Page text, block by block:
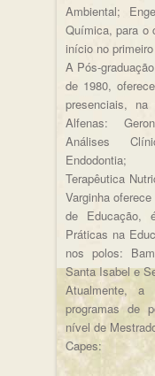
Ambiental;
Química, para o
início no
A Pós-
de 1980,
presenciais,
Alfenas:
Análises
Endodontia;
Terapêutica
Varginha
de Educação,
Práticas na
nos polos:
Santa Isabel e
Atualmente, a
programas de
nível de
Capes: